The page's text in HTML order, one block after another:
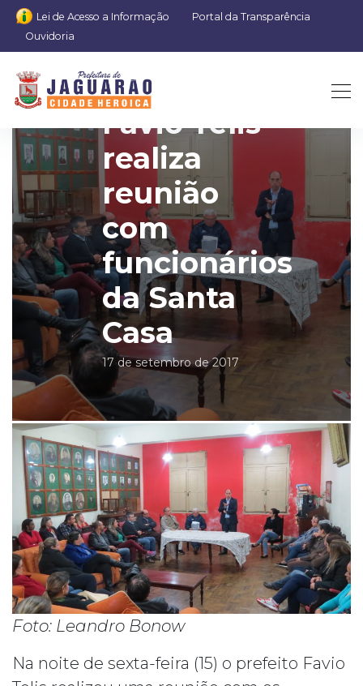
Lei de Acesso a Informação
Portal da Transparência
Ouvidoria
Prefeito
Favio Telis
realiza
reunião
com
funcionários
da Santa
Casa
17 de setembro de 2017
Foto: Leandro Bonow
Na noite de sexta-feira (15) o prefeito Favio